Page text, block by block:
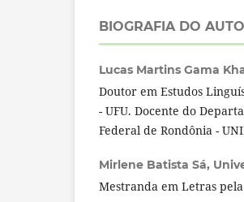
BIOGRAFIA DO
Lucas Martins Gama
Doutor em Estudos
- UFU. Docente do
Federal de Rondônia -
Mirlene Batista Sá,
Mestranda em Letras